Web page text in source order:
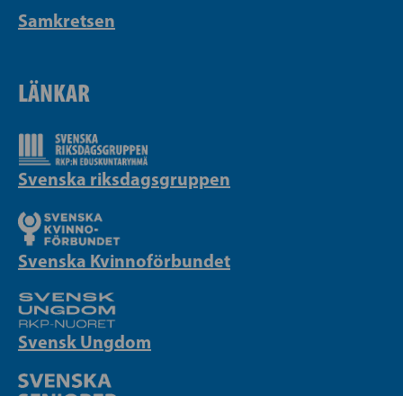
Samkretsen
LÄNKAR
Svenska riksdagsgruppen
Svenska Kvinnoförbundet
Svensk Ungdom